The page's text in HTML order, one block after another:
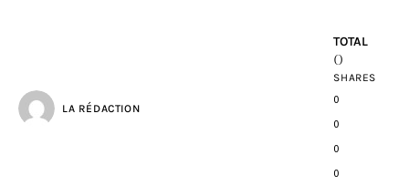
LA RÉDACTION
TOTAL
0
SHARES
0
0
0
0